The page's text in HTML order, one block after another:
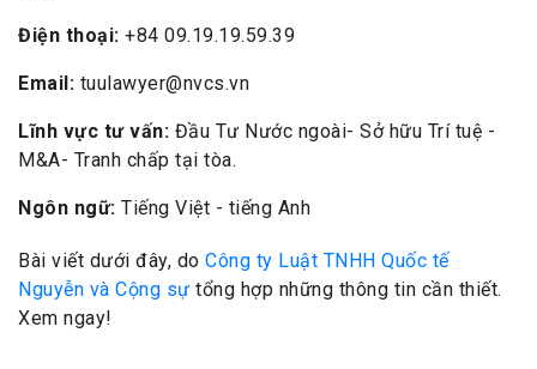
Điện thoại: +84 09.19.19.59.39
Email: tuulawyer@nvcs.vn
Lĩnh vực tư vấn: Đầu Tư Nước ngoài- Sở hữu Trí tuệ -
M&A- Tranh chấp tại tòa.
Ngôn ngữ: Tiếng Việt - tiếng Anh
Bài viết dưới đây, do Công ty Luật TNHH Quốc tế
Nguyễn và Cộng sự tổng hợp những thông tin cần thiết.
Xem ngay!